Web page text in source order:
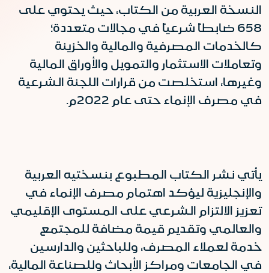
النسخة العربية من الكتاب، حيث يحتوي على
658 ضابطاً شرعياً في مجالات متعددة؛
كالخدمات المصرفية والمالية والخزينة
وتعاملات الاستثمار والتمويل والأوراق المالية
وغيرها، استخلصت من قرارات اللجنة الشرعية
في مصرف الإنماء حتى عام 2022م
.
يأتي نشر الكتاب المطبوع بنسختيه العربية
والإنجليزية ليؤكد اهتمام مصرف الإنماء في
تعزيز الالتزام الشرعي على المستوى الإقليمي
والعالمي وتقديم قيمة مضافة للمجتمع
خدمة لعملاء المصرف، وللباحثين والدارسين
في الجامعات ومراكز الأبحاث وللصناعة المالية،